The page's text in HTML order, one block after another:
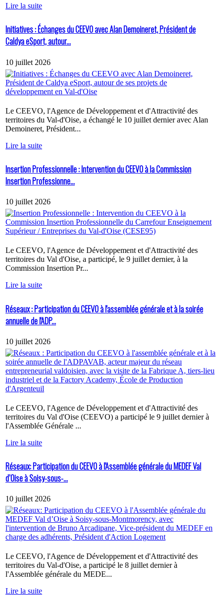
Lire la suite
Initiatives : Échanges du CEEVO avec Alan Demoineret, Président de
Caldya eSport, autour...
10 juillet 2026
Le CEEVO, l'Agence de Développement et d'Attractivité des
territoires du Val-d'Oise, a échangé le 10 juillet dernier avec Alan
Demoineret, Président...
Lire la suite
Insertion Professionnelle : Intervention du CEEVO à la Commission
Insertion Professionne...
10 juillet 2026
Le CEEVO, l'Agence de Développement et d'Attractivité des
territoires du Val d'Oise, a participé, le 9 juillet dernier, à la
Commission Insertion Pr...
Lire la suite
Réseaux : Participation du CEEVO à l'assemblée générale et à la soirée
annuelle de l'ADP...
10 juillet 2026
Le CEEVO, l'Agence de Développement et d'Attractivité des
territoires du Val d'Oise (CEEVO) a participé le 9 juillet dernier à
l'Assemblée Générale ...
Lire la suite
Réseaux: Participation du CEEVO à l'Assemblée générale du MEDEF Val
d’Oise à Soisy-sous-...
10 juillet 2026
Le CEEVO, l'Agence de Développement et d'Attractivité des
territoires du Val-d'Oise, a participé le 8 juillet dernier à
l'Assemblée générale du MEDE...
Lire la suite